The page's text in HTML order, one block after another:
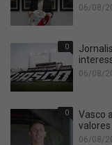
06/08/
0
06/08/
0
Vasco
valores
06/08/